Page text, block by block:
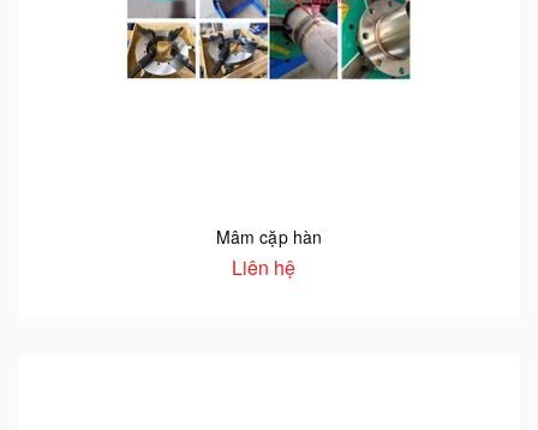
Mâm cặp hàn
Liên hệ